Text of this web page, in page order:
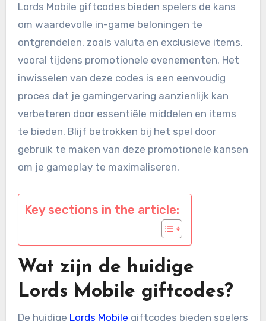
Lords Mobile giftcodes bieden spelers de kans
om waardevolle in-game beloningen te
ontgrendelen, zoals valuta en exclusieve items,
vooral tijdens promotionele evenementen. Het
inwisselen van deze codes is een eenvoudig
proces dat je gamingervaring aanzienlijk kan
verbeteren door essentiële middelen en items
te bieden. Blijf betrokken bij het spel door
gebruik te maken van deze promotionele kansen
om je gameplay te maximaliseren.
Key sections in the article:
Wat zijn de huidige
Lords Mobile giftcodes?
De huidige Lords Mobile giftcodes bieden spelers